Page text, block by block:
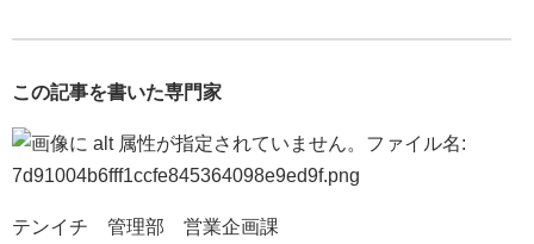
この記事を書いた専門家
テンイチ 管理部 営業企画課